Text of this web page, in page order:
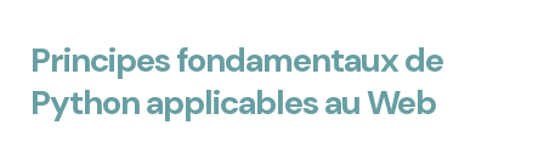
Principes fondamentaux de
Python applicables au Web